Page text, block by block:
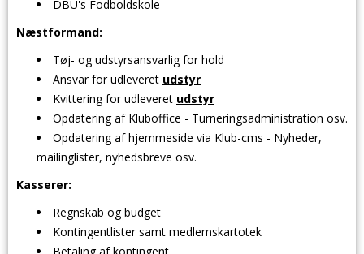
DBU's Fodboldskole
Næstformand:
Tøj- og udstyrsansvarlig for hold
Ansvar for udleveret udstyr
Kvittering for udleveret udstyr
Opdatering af Kluboffice - Turneringsadministration osv.
Opdatering af hjemmeside via Klub-cms - Nyheder,
mailinglister, nyhedsbreve osv.
Kasserer:
Regnskab og budget
Kontingentlister samt medlemskartotek